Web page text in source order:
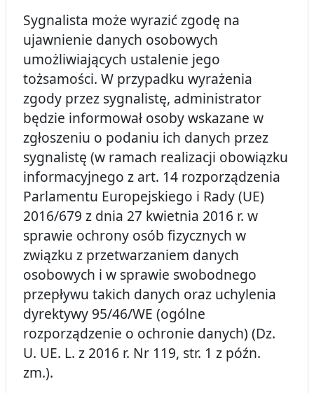
Sygnalista może wyrazić zgodę na
ujawnienie danych osobowych
umożliwiających ustalenie jego
tożsamości. W przypadku wyrażenia
zgody przez sygnalistę, administrator
będzie informował osoby wskazane w
zgłoszeniu o podaniu ich danych przez
sygnalistę (w ramach realizacji obowiązku
informacyjnego z art. 14 rozporządzenia
Parlamentu Europejskiego i Rady (UE)
2016/679 z dnia 27 kwietnia 2016 r. w
sprawie ochrony osób fizycznych w
związku z przetwarzaniem danych
osobowych i w sprawie swobodnego
przepływu takich danych oraz uchylenia
dyrektywy 95/46/WE (ogólne
rozporządzenie o ochronie danych) (Dz.
U. UE. L. z 2016 r. Nr 119, str. 1 z późn.
zm.).